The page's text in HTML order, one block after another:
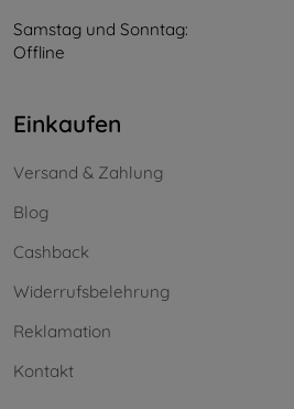
Samstag und Sonntag:
Offline
Einkaufen
Versand & Zahlung
Blog
Cashback
Widerrufsbelehrung
Reklamation
Kontakt